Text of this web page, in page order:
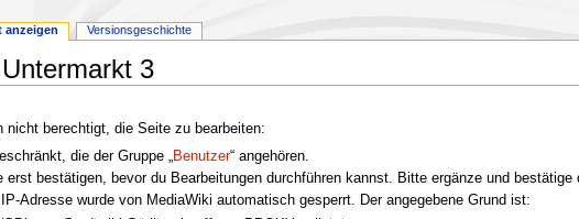
3
nicht berechtigt, die Seite zu bearbeiten:
die der Gruppe „Benutzer“ angehören.
erst bestätigen, bevor du Bearbeitungen durchführen kannst. Bitte ergänze und
Adresse wurde von MediaWiki automatisch gesperrt. Der angegebene Grund ist:
anzeigen Versionsgeschichte